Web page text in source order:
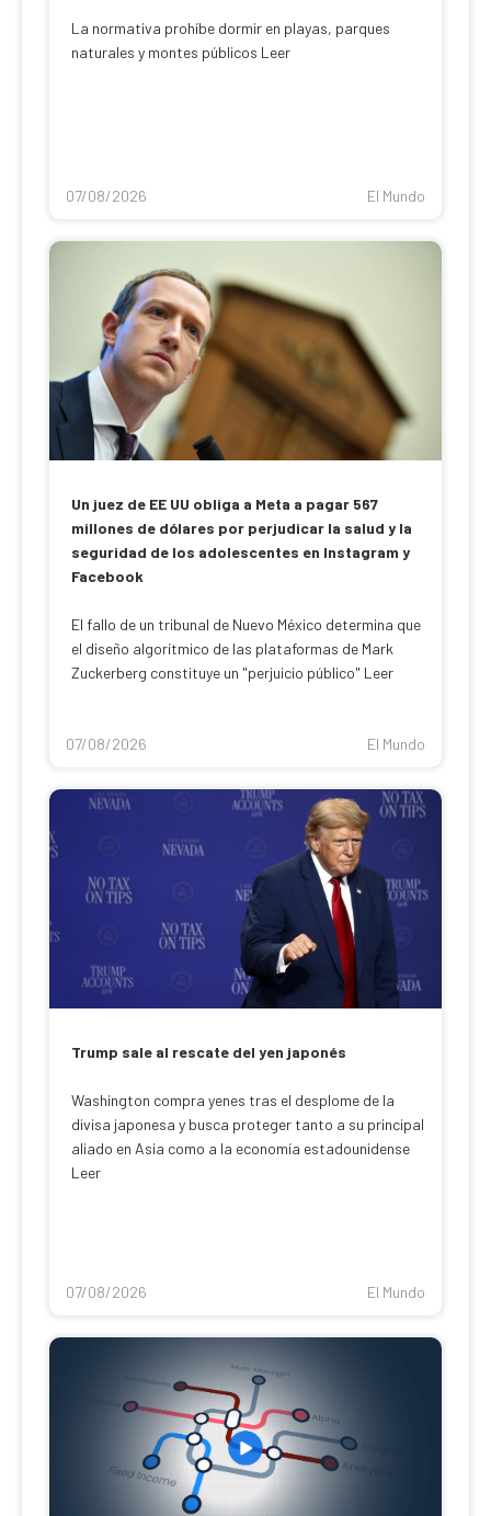
La normativa prohíbe dormir en playas, parques
naturales y montes públicos Leer
07/08/2026 El Mundo
Un juez de EE UU obliga a Meta a pagar 567
millones de dólares por perjudicar la salud y la
seguridad de los adolescentes en Instagram y
Facebook
El fallo de un tribunal de Nuevo México determina que
el diseño algorítmico de las plataformas de Mark
Zuckerberg constituye un "perjuicio público" Leer
07/08/2026 El Mundo
Trump sale al rescate del yen japonés
Washington compra yenes tras el desplome de la
divisa japonesa y busca proteger tanto a su principal
aliado en Asia como a la economía estadounidense
Leer
07/08/2026 El Mundo